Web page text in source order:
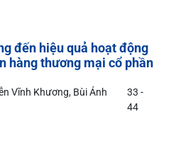
đến hiệu quả hoạt động
hàng thương mại cổ phần
Vĩnh Khương, Bùi Ánh
33 -
44